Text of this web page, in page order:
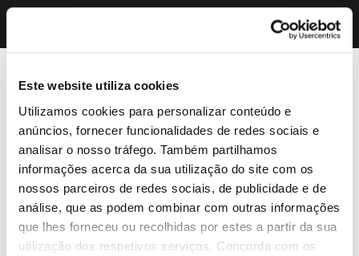
Este website utiliza cookies
Utilizamos cookies para personalizar conteúdo e
anúncios, fornecer funcionalidades de redes sociais e
analisar o nosso tráfego. Também partilhamos
informações acerca da sua utilização do site com os
nossos parceiros de redes sociais, de publicidade e de
análise, que as podem combinar com outras informações
que lhes forneceu ou recolhidas por estes a partir da sua
utilização dos respetivos serviços. Concorda com os